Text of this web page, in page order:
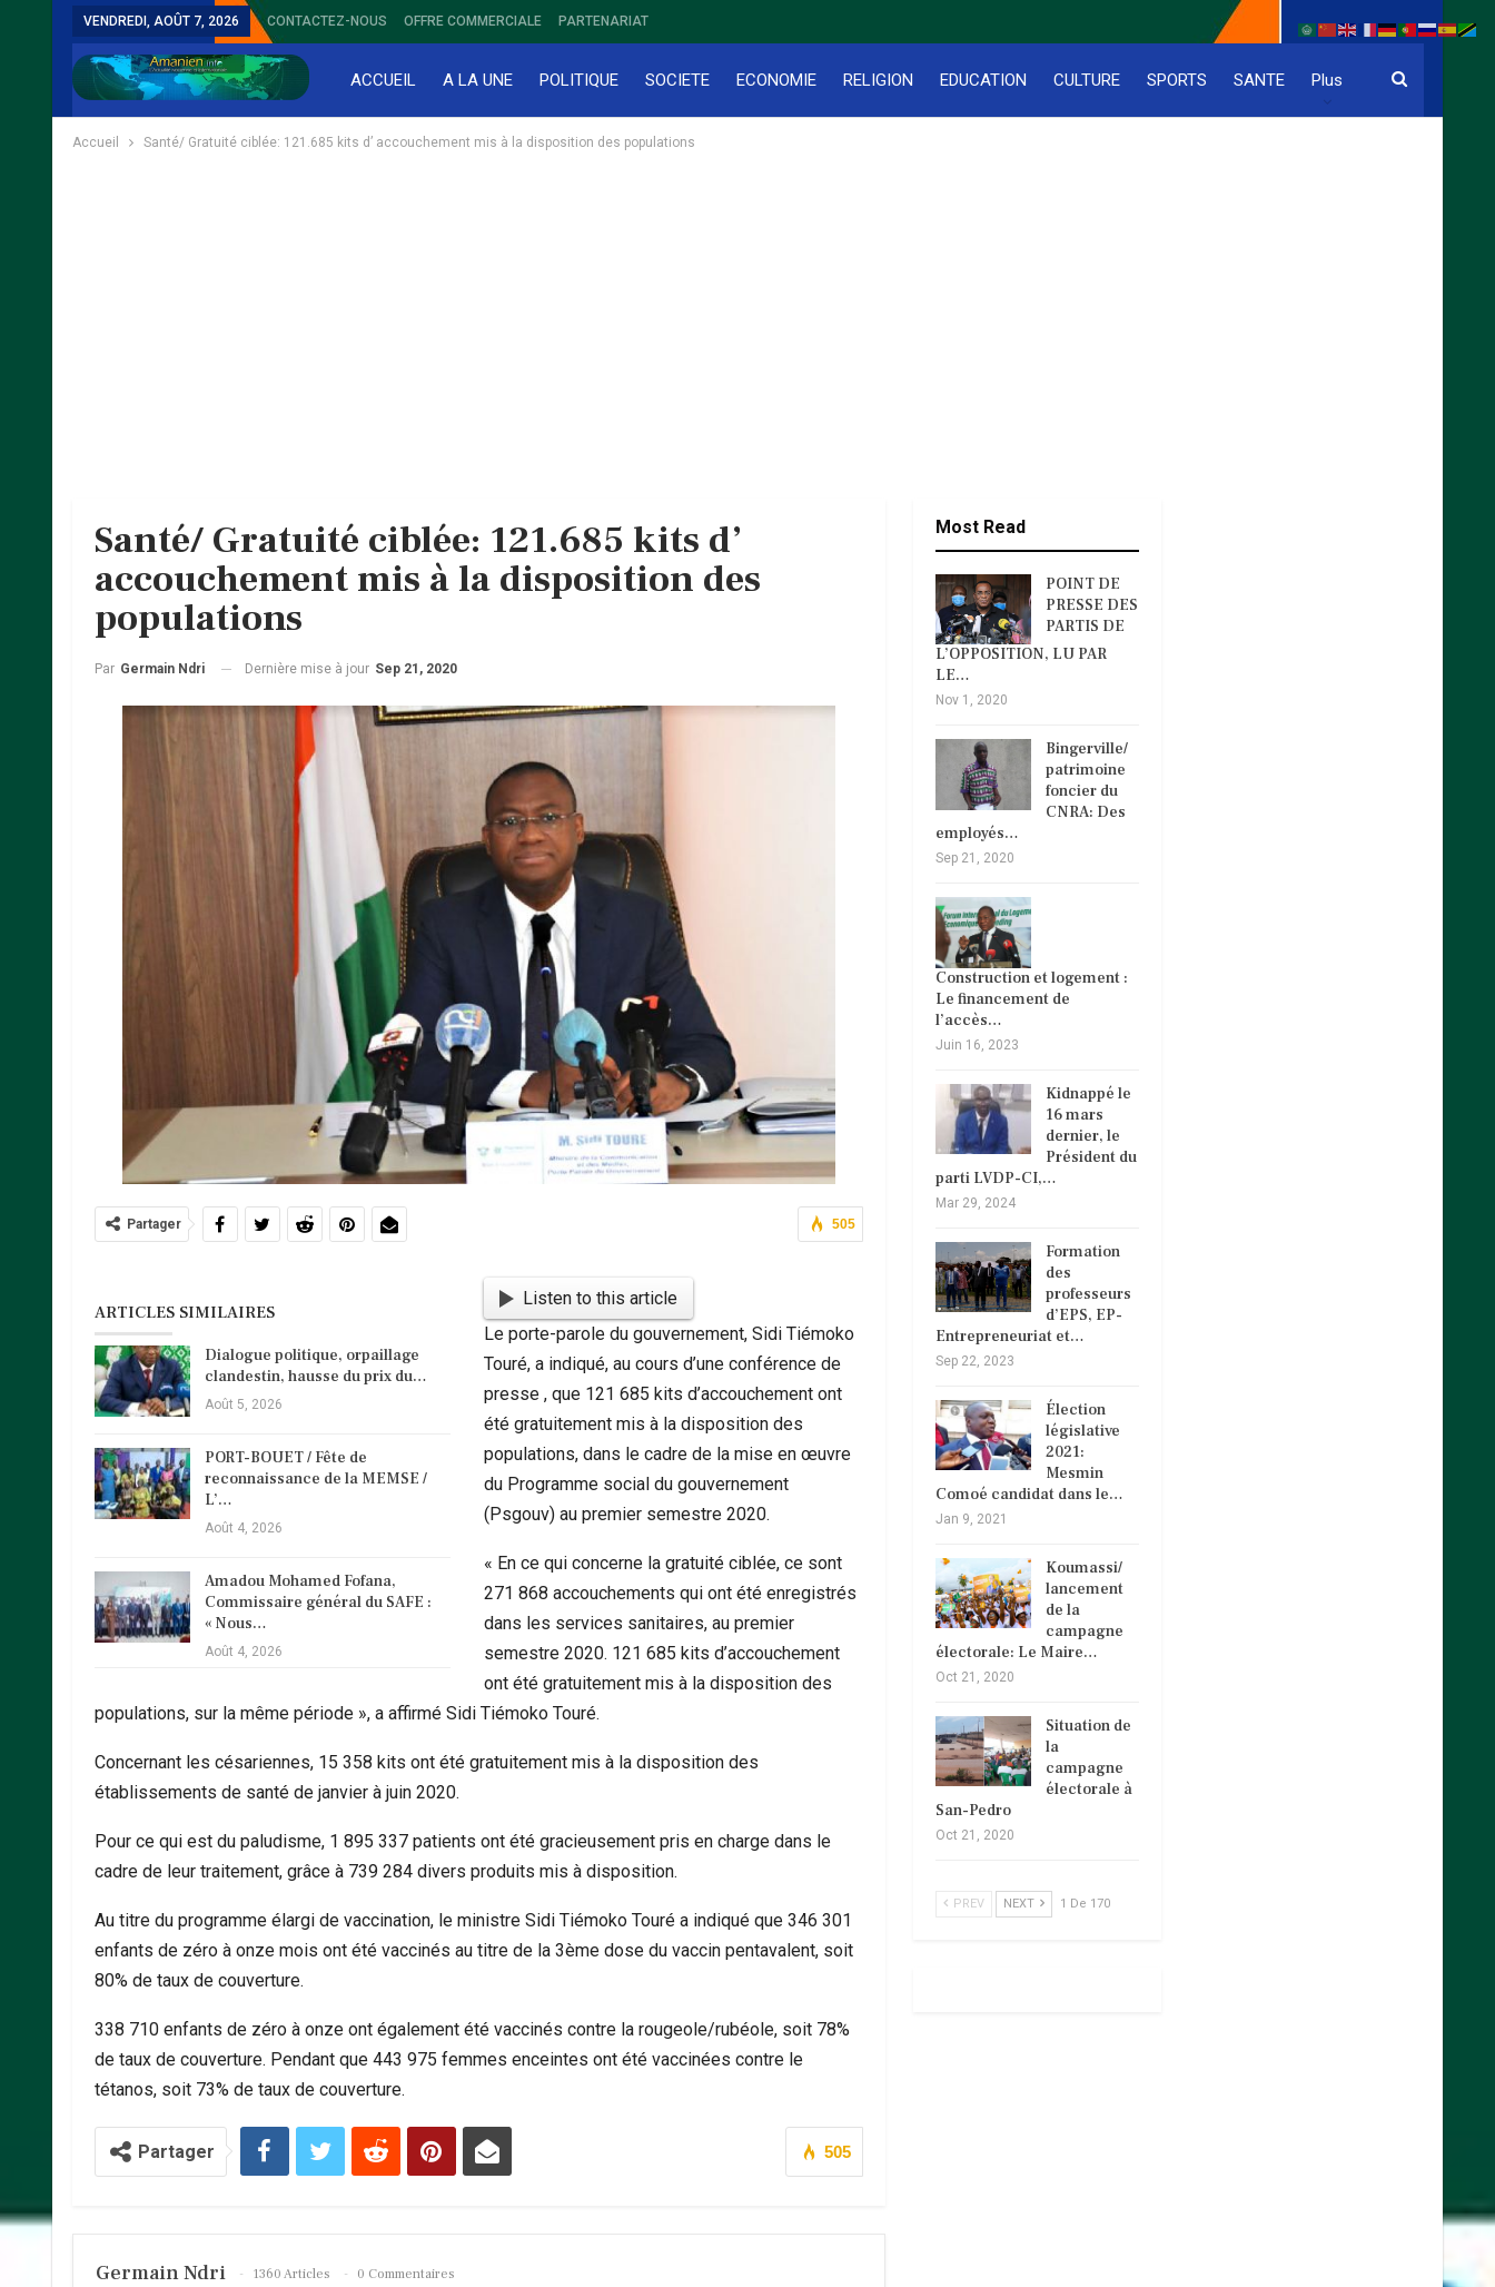
VENDREDI, AOÛT 7, 2026 CONTACTEZ-NOUS OFFRE COMMERCIALE PARTENARIAT
ACCUEIL A LA UNE POLITIQUE SOCIETE ECONOMIE RELIGION EDUCATION CULTURE SPORTS SANTE Plus
Accueil Santé/ Gratuité ciblée: 121.685 kits d’ accouchement mis à la disposition des populations
Santé/ Gratuité ciblée: 121.685 kits d’
accouchement mis à la disposition des
populations
Par Germain Ndri Dernière mise à jour Sep 21, 2020
505
Partager
ARTICLES SIMILAIRES
Dialogue politique, orpaillage
clandestin, hausse du prix du…
Août 5, 2026
PORT-BOUET / Fête de
reconnaissance de la MEMSE /
L’…
Août 4, 2026
Amadou Mohamed Fofana,
Commissaire général du SAFE :
« Nous…
Août 4, 2026
Listen to this article
Le porte-parole du gouvernement, Sidi Tiémoko
Touré, a indiqué, au cours d’une conférence de
presse , que 121 685 kits d’accouchement ont
été gratuitement mis à la disposition des
populations, dans le cadre de la mise en œuvre
du Programme social du gouvernement
(Psgouv) au premier semestre 2020.
« En ce qui concerne la gratuité ciblée, ce sont
271 868 accouchements qui ont été enregistrés
dans les services sanitaires, au premier
semestre 2020. 121 685 kits d’accouchement
ont été gratuitement mis à la disposition des
populations, sur la même période », a affirmé Sidi Tiémoko Touré.
Concernant les césariennes, 15 358 kits ont été gratuitement mis à la disposition des
établissements de santé de janvier à juin 2020.
Pour ce qui est du paludisme, 1 895 337 patients ont été gracieusement pris en charge dans le
cadre de leur traitement, grâce à 739 284 divers produits mis à disposition.
Au titre du programme élargi de vaccination, le ministre Sidi Tiémoko Touré a indiqué que 346 301
enfants de zéro à onze mois ont été vaccinés au titre de la 3ème dose du vaccin pentavalent, soit
80% de taux de couverture.
338 710 enfants de zéro à onze ont également été vaccinés contre la rougeole/rubéole, soit 78%
de taux de couverture. Pendant que 443 975 femmes enceintes ont été vaccinées contre le
tétanos, soit 73% de taux de couverture.
505
Partager
Germain Ndri 1360 Articles 0 Commentaires
Most Read
POINT DE
PRESSE DES
PARTIS DE
L’OPPOSITION, LU PAR
LE…
Nov 1, 2020
Bingerville/
patrimoine
foncier du
CNRA: Des
employés…
Sep 21, 2020
Construction et logement :
Le financement de
l’accès…
Juin 16, 2023
Kidnappé le
16 mars
dernier, le
Président du
parti LVDP-CI,…
Mar 29, 2024
Formation
des
professeurs
d’EPS, EP-
Entrepreneuriat et…
Sep 22, 2023
Élection
législative
2021:
Mesmin
Comoé candidat dans le…
Jan 9, 2021
Koumassi/
lancement
de la
campagne
électorale: Le Maire…
Oct 21, 2020
Situation de
la
campagne
électorale à
San-Pedro
Oct 21, 2020
PREV NEXT 1 De 170